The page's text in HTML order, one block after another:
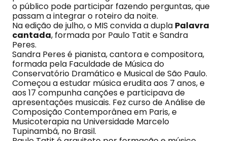
o público pode participar fazendo perguntas, que
passam a integrar o roteiro da noite.
Na edição de julho, o MIS convida a dupla Palavra
cantada, formada por Paulo Tatit e Sandra
Peres.
Sandra Peres é pianista, cantora e compositora,
formada pela Faculdade de Música do
Conservatório Dramático e Musical de São Paulo.
Começou a estudar música erudita aos 7 anos, e
aos 17 compunha canções e participava de
apresentações musicais. Fez curso de Análise de
Composição Contemporânea em Paris, e
Musicoterapia na Universidade Marcelo
Tupinambá, no Brasil.